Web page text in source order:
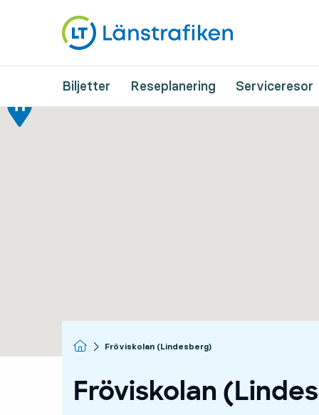
Biljetter Reseplanering Serviceresor
Startsida
Fröviskolan (Lindesberg)
Fröviskolan